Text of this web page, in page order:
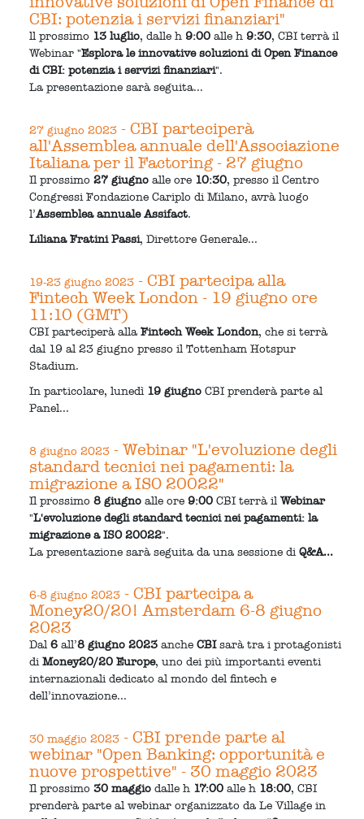
CBI: potenzia i servizi finanziari"
ll prossimo 13 luglio, dalle h9:00 alle h9:30, CBI terrà il
Webinar "Esplora le innovative soluzioni di Open Finance
di CBI: potenzia i servizi finanziari".
La presentazione sarà seguita...
27 giugno 2023 - CBI parteciperà
all'Assemblea annuale dell'Associazione
Italiana per il Factoring - 27 giugno
Il prossimo27 giugno alle ore 10:30, presso il Centro
Congressi Fondazione Cariplo di Milano, avrà luogo
l’Assemblea annuale Assifact.
Liliana Fratini Passi, Direttore Generale...
19-23 giugno 2023 - CBI partecipa alla
Fintech Week London - 19 giugno ore
11:10 (GMT)
CBI parteciperà allaFintech Week London, che si terrà
dal 19 al 23 giugno presso il Tottenham Hotspur
Stadium.
In particolare, lunedì 19 giugno CBI prenderà parte al
Panel...
8 giugno 2023 - Webinar "L'evoluzione degli
standard tecnici nei pagamenti: la
migrazione a ISO 20022"
Il prossimo8 giugno alle ore9:00 CBI terrà ilWebinar
"L'evoluzione degli standard tecnici nei pagamenti: la
migrazione a ISO 20022".
La presentazione sarà seguita da una sessione diQ&A...
6-8 giugno 2023 - CBI partecipa a
Money20/20! Amsterdam 6-8 giugno
2023
Dal6 all’8 giugno 2023ancheCBIsarà tra i protagonisti
diMoney20/20 Europe, uno dei più importanti eventi
internazionali dedicato al mondo del fintech e
dell’innovazione...
30 maggio 2023 - CBI prende parte al
webinar "Open Banking: opportunità e
nuove prospettive" - 30 maggio 2023
Il prossimo30 maggio dalle h 17:00 alle h 18:00, CBI
prenderà parte al webinar organizzato da Le Village in